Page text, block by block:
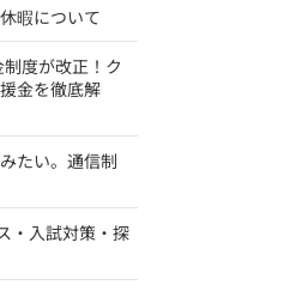
暇について
制度が改正！ク
金を徹底解
たい。通信制
・入試対策・探